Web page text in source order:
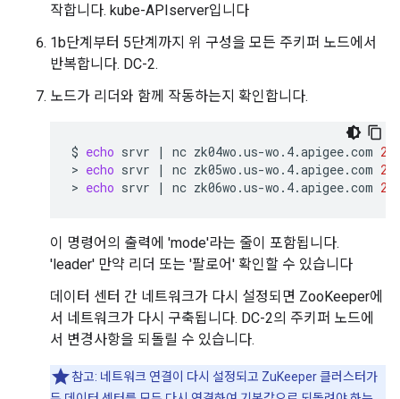
작합니다. kube-APIserver입니다
1b단계부터 5단계까지 위 구성을 모든 주키퍼 노드에서
반복합니다. DC-2.
노드가 리더와 함께 작동하는지 확인합니다.
$ echo srvr | nc zk04wo.us-wo.4.apigee.com
> echo srvr | nc zk05wo.us-wo.4.apigee.com
> echo srvr | nc zk06wo.us-wo.4.apigee.com
이 명령어의 출력에 'mode'라는 줄이 포함됩니다.
'leader' 만약 리더 또는 '팔로어' 확인할 수 있습니다
데이터 센터 간 네트워크가 다시 설정되면 ZooKeeper에
서 네트워크가 다시 구축됩니다. DC-2의 주키퍼 노드에
서 변경사항을 되돌릴 수 있습니다.
참고: 네트워크 연결이 다시 설정되고 ZuKeeper 클러스터가